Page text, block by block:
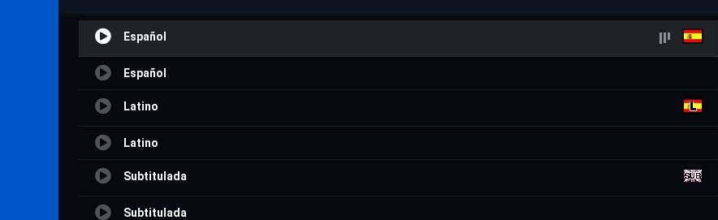
Español
Español
Latino
Latino
Subtitulada
Subtitulada